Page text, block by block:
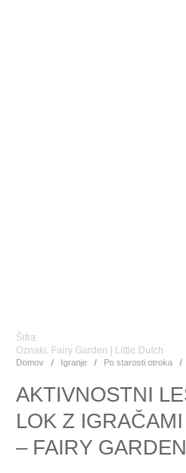
Domov / Igranje / Po starosti otroka /
AKTIVNOSTNI
LOK Z
– FAIRY GARDEN
Šifra:
Oznaki: Fairy Garden | Little Dutch